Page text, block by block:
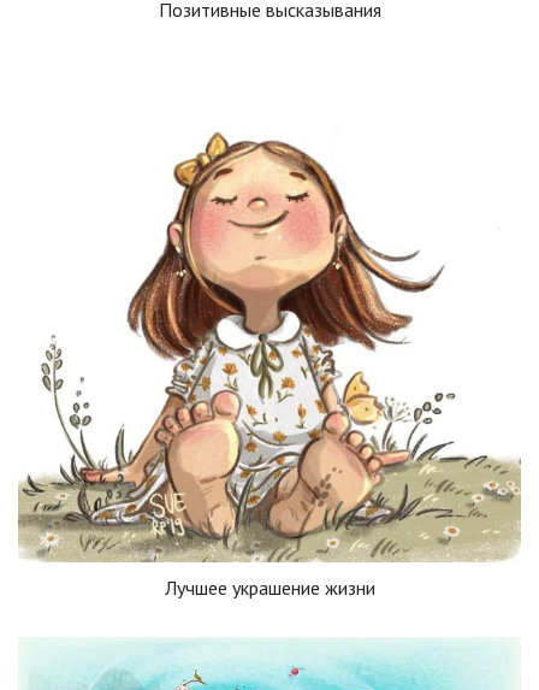
Позитивные высказывания
Лучшее украшение жизни